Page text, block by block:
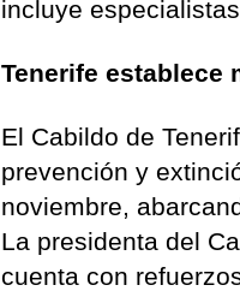
incluye
Tenerife establece
El Cabildo de
prevención y
noviembre,
La presidenta del
cuenta con